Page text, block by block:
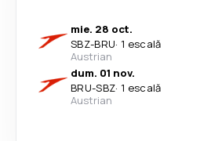
mie. 28 oct.
SBZ-BRU· 1 escală
Austrian
dum. 01 nov.
BRU-SBZ· 1 escală
Austrian